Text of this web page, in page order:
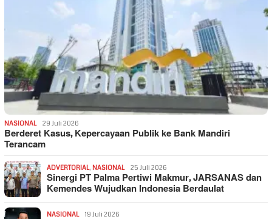
NASIONAL 29 Juli 2026
Berderet Kasus, Kepercayaan Publik ke Bank Mandiri
Terancam
ADVERTORIAL, NASIONAL 25 Juli 2026
Sinergi PT Palma Pertiwi Makmur, JARSANAS dan
Kemendes Wujudkan Indonesia Berdaulat
NASIONAL 19 Juli 2026